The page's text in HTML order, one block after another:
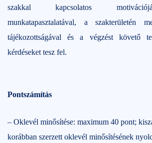
szakkal kapcsolatos
munkatapasztalatával, a szakterületén
tájékozottságával és a végzést követő
kérdéseket tesz fel.
Pontszámítás
– Oklevél minősítése: maximum 40 pont;
korábban szerzett oklevél minősítésének